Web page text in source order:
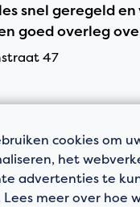
snel geregeld
goed overleg
47
cookies om
het
advertenties te
meer over hoe